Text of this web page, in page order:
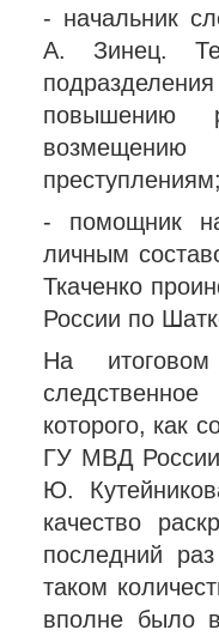
- начальник
А. Зинец.
повышению
возмещению
- помощник
личным
Ткаченко
России по
На
которого, как
ГУ МВД России
Ю.
качество
последний
таком
вполне было